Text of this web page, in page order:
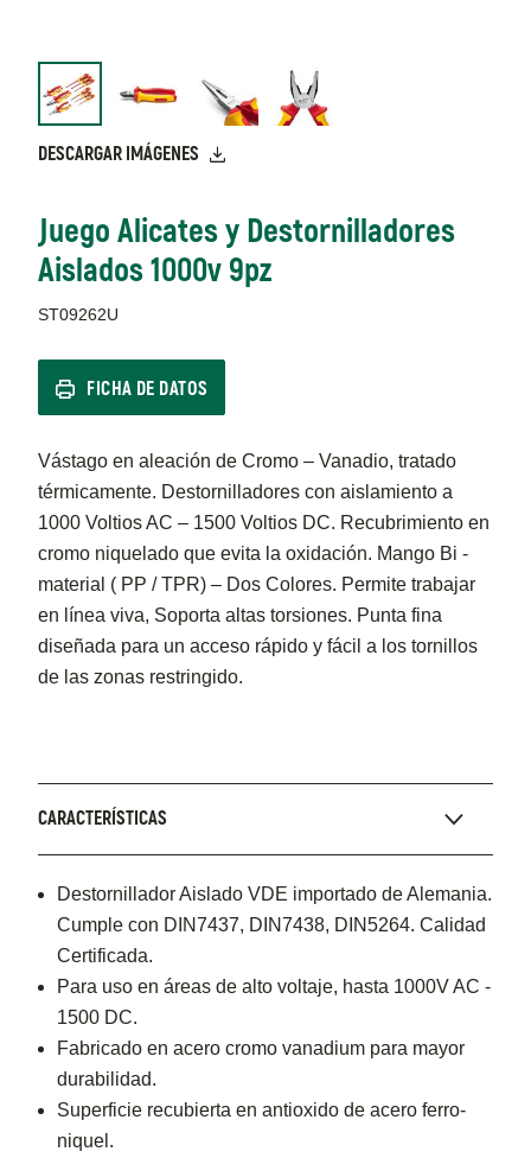
DESCARGAR IMÁGENES
Juego Alicates y Destornilladores
Aislados 1000v 9pz
ST09262U
FICHA DE DATOS
Vástago en aleación de Cromo – Vanadio, tratado
térmicamente. Destornilladores con aislamiento a
1000 Voltios AC – 1500 Voltios DC. Recubrimiento en
cromo niquelado que evita la oxidación. Mango Bi -
material ( PP / TPR) – Dos Colores. Permite trabajar
en línea viva, Soporta altas torsiones. Punta fina
diseñada para un acceso rápido y fácil a los tornillos
de las zonas restringido.
CARACTERÍSTICAS
Destornillador Aislado VDE importado de Alemania.
Cumple con DIN7437, DIN7438, DIN5264. Calidad
Certificada.
Para uso en áreas de alto voltaje, hasta 1000V AC -
1500 DC.
Fabricado en acero cromo vanadium para mayor
durabilidad.
Superficie recubierta en antioxido de acero ferro-
niquel.